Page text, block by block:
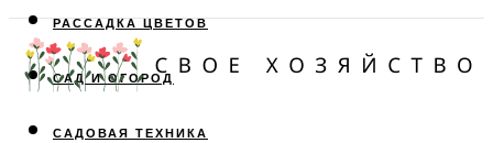
РАССАДКА ЦВЕТОВ
САД И ОГОРОД
САДОВАЯ ТЕХНИКА